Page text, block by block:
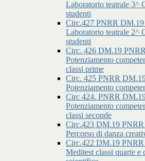
Laboratorio teatrale 3^
studenti
Circ.427 PNRR
Laboratorio teatrale 2^
studenti
Circ. 426 DM.19
Potenziamento
classi prime
Circ. 425 PNRR
Potenziamento
Circ 424. PNRR
Potenziamento
classi seconde
Circ.423 DM.19
Percorso di danza
Circ.422 DM.19
Meditest classi quarte